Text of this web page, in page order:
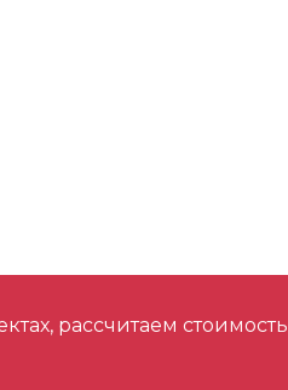
рассчитаем стоимость